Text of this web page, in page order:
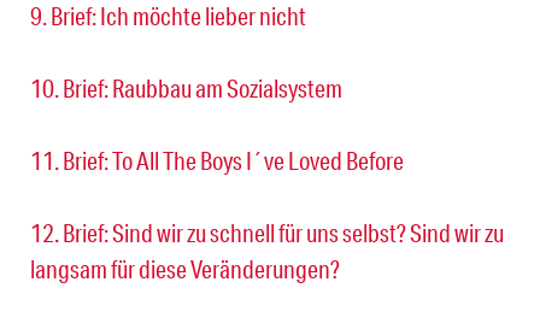
9. Brief: Ich möchte lieber nicht
10. Brief: Raubbau am Sozialsystem
11. Brief: To All The Boys I´ve Loved Before
12. Brief: Sind wir zu schnell für uns selbst? Sind wir zu
langsam für diese Veränderungen?